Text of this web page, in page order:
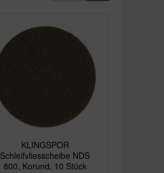
KLINGSPOR
Schleifvliesscheibe NDS
800, Korund, 10 Stück